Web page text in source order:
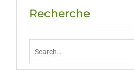
Recherche